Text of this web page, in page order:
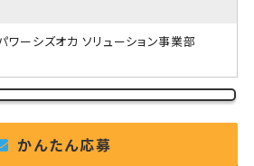
ワーシズオカ ソリューション事業部
かんたん応募